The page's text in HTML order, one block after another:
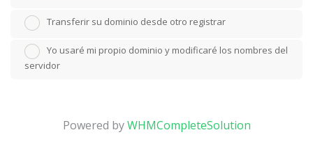
Transferir su dominio desde otro registrar
Yo usaré mi propio dominio y modificaré los nombres del
servidor
Powered byWHMCompleteSolution